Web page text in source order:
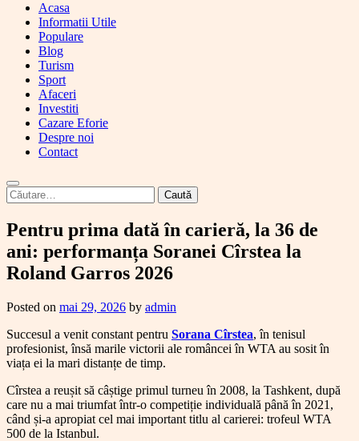
Acasa
Informatii Utile
Populare
Blog
Turism
Sport
Afaceri
Investiti
Cazare Eforie
Despre noi
Contact
Caută
după:
Pentru prima dată în carieră, la 36 de
ani: performanța Soranei Cîrstea la
Roland Garros 2026
Posted on mai 29, 2026 by admin
Succesul a venit constant pentru Sorana Cîrstea, în tenisul
profesionist, însă marile victorii ale româncei în WTA au sosit în
viața ei la mari distanțe de timp.
Cîrstea a reușit să câștige primul turneu în 2008, la Tashkent, după
care nu a mai triumfat într-o competiție individuală până în 2021,
când și-a apropiat cel mai important titlu al carierei: trofeul WTA
500 de la Istanbul.